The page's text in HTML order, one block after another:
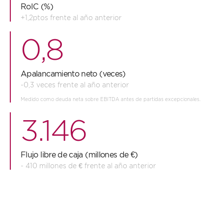
RoIC (%)
+1,2ptos frente al año anterior
0,8
Apalancamiento neto (veces)
-0,3 veces frente al año anterior
Medido como deuda neta sobre EBITDA antes de partidas excepcionales.
3.146
Flujo libre de caja (millones de €)
- 410 millones de € frente al año anterior